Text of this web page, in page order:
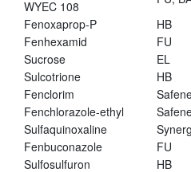
WYEC 108
Fenoxaprop-P
HB
Fenhexamid
FU
Sucrose
EL
Sulcotrione
HB
Fenclorim
Fenchlorazole-ethyl
Sulfaquinoxaline
Fenbuconazole
FU
Sulfosulfuron
HB